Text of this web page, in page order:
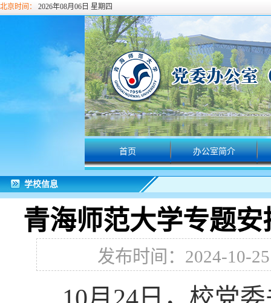
北京时间： 2026年08月06日 星期四
首页 办公室简介
学校信息
青海师范大学专题
发布时间：2024-10-25